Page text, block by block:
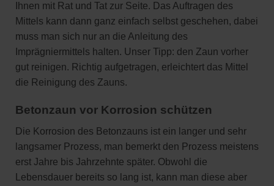
Ihnen mit Rat und Tat zur Seite. Das Auftragen des
Mittels kann dann ganz einfach selbst geschehen, dabei
muss man sich nur an die Anleitung des
Imprägniermittels halten. Unser Tipp: den Zaun vorher
gut reinigen. Richtig aufgetragen, erleichtert das Mittel
die Reinigung des Zauns.
Betonzaun vor Korrosion schützen
Die Korrosion des Betonzauns ist ein langer und sehr
langsamer Prozess, man bemerkt den Prozess meistens
erst Jahre bis Jahrzehnte später. Obwohl die
Lebensdauer bereits so lang ist, kann man diese aber